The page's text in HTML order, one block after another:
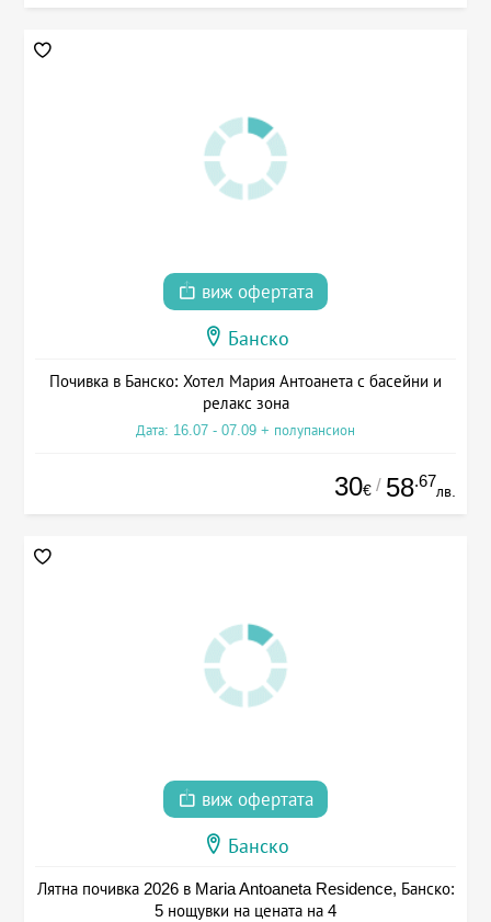
виж офертата
Банско
Почивка в Банско: Хотел Мария Антоанета с басейни и
релакс зона
Дата: 16.07 - 07.09 + полупансион
30€ / 58.67
лв.
виж офертата
Банско
Лятна почивка 2026 в Maria Antoaneta Residence, Банско:
5 нощувки на цената на 4